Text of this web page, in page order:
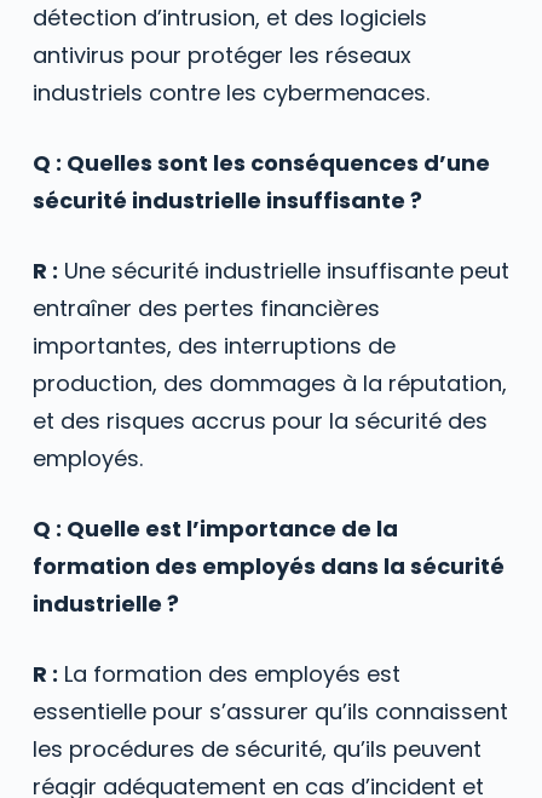
détection d’intrusion, et des logiciels
antivirus pour protéger les réseaux
industriels contre les cybermenaces.
Q : Quelles sont les conséquences d’une
sécurité industrielle insuffisante ?
R : Une sécurité industrielle insuffisante peut
entraîner des pertes financières
importantes, des interruptions de
production, des dommages à la réputation,
et des risques accrus pour la sécurité des
employés.
Q : Quelle est l’importance de la
formation des employés dans la sécurité
industrielle ?
R : La formation des employés est
essentielle pour s’assurer qu’ils connaissent
les procédures de sécurité, qu’ils peuvent
réagir adéquatement en cas d’incident et